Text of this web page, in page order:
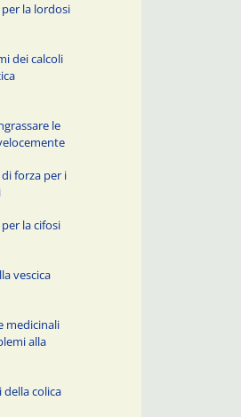
per la lordosi
dei calcoli
le
di forza per i
per la cifosi
vescica
medicinali
alla
della colica